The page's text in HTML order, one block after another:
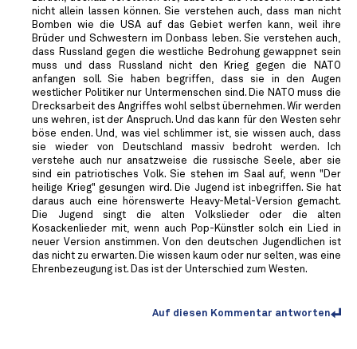
nicht allein lassen können. Sie verstehen auch, dass man nicht
Bomben wie die USA auf das Gebiet werfen kann, weil ihre
Brüder und Schwestern im Donbass leben. Sie verstehen auch,
dass Russland gegen die westliche Bedrohung gewappnet sein
muss und dass Russland nicht den Krieg gegen die NATO
anfangen soll. Sie haben begriffen, dass sie in den Augen
westlicher Politiker nur Untermenschen sind. Die NATO muss die
Drecksarbeit des Angriffes wohl selbst übernehmen. Wir werden
uns wehren, ist der Anspruch. Und das kann für den Westen sehr
böse enden. Und, was viel schlimmer ist, sie wissen auch, dass
sie wieder von Deutschland massiv bedroht werden. Ich
verstehe auch nur ansatzweise die russische Seele, aber sie
sind ein patriotisches Volk. Sie stehen im Saal auf, wenn "Der
heilige Krieg" gesungen wird. Die Jugend ist inbegriffen. Sie hat
daraus auch eine hörenswerte Heavy-Metal-Version gemacht.
Die Jugend singt die alten Volkslieder oder die alten
Kosackenlieder mit, wenn auch Pop-Künstler solch ein Lied in
neuer Version anstimmen. Von den deutschen Jugendlichen ist
das nicht zu erwarten. Die wissen kaum oder nur selten, was eine
Ehrenbezeugung ist. Das ist der Unterschied zum Westen.
Auf diesen Kommentar antworten